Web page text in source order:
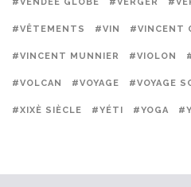
#VÊTEMENTS #VIN #VINCENT
#VINCENT MUNNIER #VIOLON
#VOLCAN #VOYAGE #VOYAGE
#XIXÈ SIÈCLE #YÉTI #YOGA